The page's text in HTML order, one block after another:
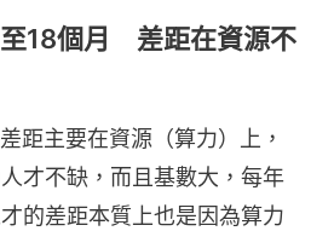
18個月 差距在資源不
距主要在資源（算力）上，
才不缺，而且基數大，每年
的差距本質上也是因為算力